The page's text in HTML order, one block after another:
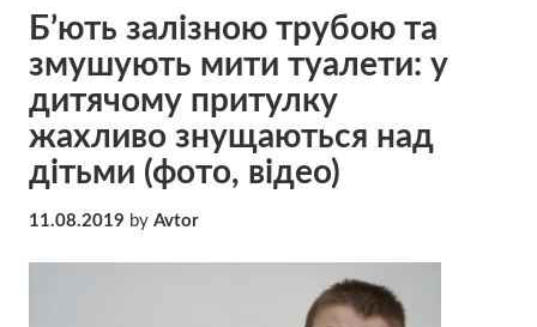
Б’ють залізною трубою та
змушують мити туалети: у
дитячому притулку
жахливо знущаються над
дітьми (фото, відео)
11.08.2019 by Avtor